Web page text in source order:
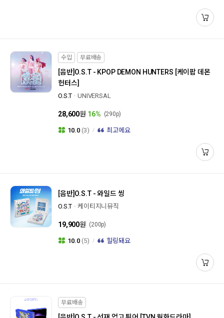
수입 무료배송
[음반]O.S.T - KPOP DEMON HUNTERS [케이팝 데몬
헌터스]
O.S.T UNIVERSAL
28,600원 16% (290p)
10.0 (3) 최고에요
[음반]O.S.T - 와일드 씽
O.S.T 케이티지니뮤직
19,900원 (200p)
10.0 (5) 힐링돼요
무료배송